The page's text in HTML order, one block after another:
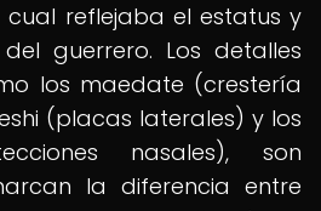
cual reflejaba el estatus y
guerrero. Los detalles
los maedate (crestería
(placas laterales) y los
nasales), son
la diferencia entre